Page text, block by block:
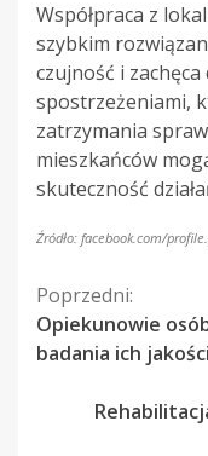
Współpraca z
szybkim
czujność i
spostrzeżeniami,
zatrzymania
mieszkańców
skuteczność
Źródło: facebook.com/
Kontynuuj
czytanie
Poprzedni:
Opiekunowie
badania ich